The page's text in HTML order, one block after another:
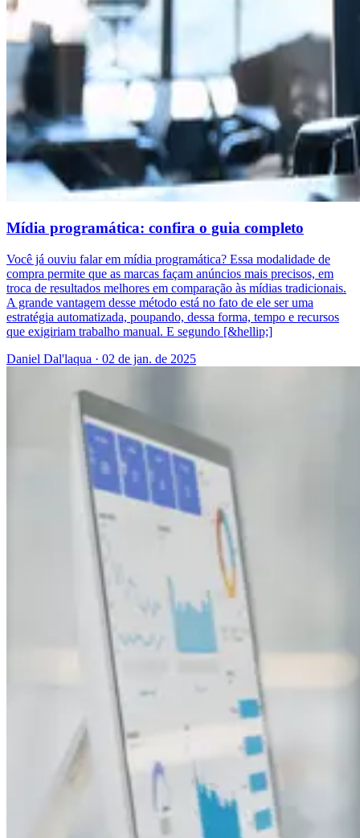
Mídia programática: confira o guia completo
Você já ouviu falar em mídia programática? Essa modalidade de
compra permite que as marcas façam anúncios mais precisos, em
troca de resultados melhores em comparação às mídias tradicionais.
A grande vantagem desse método está no fato de ele ser uma
estratégia automatizada, poupando, dessa forma, tempo e recursos
que exigiriam trabalho manual. E segundo [&hellip;]
Daniel Dal'laqua · 02 de jan. de 2025